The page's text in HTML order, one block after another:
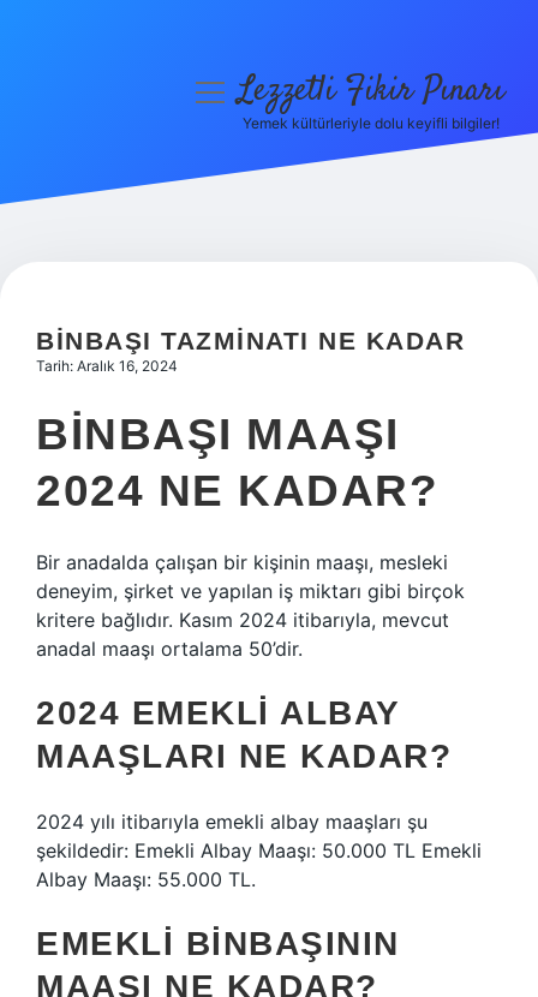
Hakkımızda
menüyüLezzetli Fikir Pınarı
Yemek kültürleriyle dolu keyifli bilgiler!
BINBAŞI TAZMINATI NE KADAR
Tarih: Aralık 16, 2024
BINBAŞI MAAŞI
2024 NE KADAR?
Bir anadalda çalışan bir kişinin maaşı, mesleki
deneyim, şirket ve yapılan iş miktarı gibi birçok
kritere bağlıdır. Kasım 2024 itibarıyla, mevcut
anadal maaşı ortalama 50’dir.
2024 EMEKLI ALBAY
MAAŞLARI NE KADAR?
2024 yılı itibarıyla emekli albay maaşları şu
şekildedir: Emekli Albay Maaşı: 50.000 TL Emekli
Albay Maaşı: 55.000 TL.
EMEKLI BINBAŞININ
MAAŞI NE KADAR?